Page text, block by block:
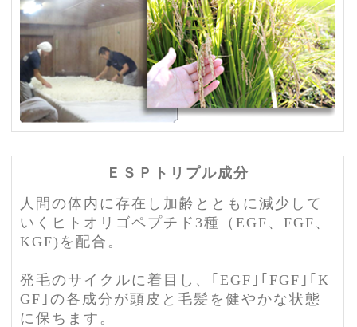
ＥＳＰトリプル成分
人間の体内に存在し加齢とともに減少して
いくヒトオリゴペプチド3種（EGF、FGF、
KGF)を配合。
発毛のサイクルに着目し、｢EGF｣｢FGF｣｢K
GF｣の各成分が頭皮と毛髪を健やかな状態
に保ちます。